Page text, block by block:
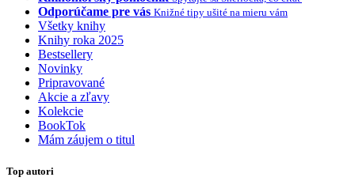
Odporúčame pre vás Knižné tipy ušité na mieru vám
Všetky knihy
Knihy roka 2025
Bestsellery
Novinky
Pripravované
Akcie a zľavy
Kolekcie
BookTok
Mám záujem o titul
Top autori